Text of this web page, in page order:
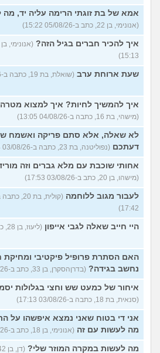
בודדה מאוד בלי חברים כבר 5
שנים ולא יודעת איפה להכיר
(עדן, בת 23)
עוד שאלות חדשות
אמא של בת זוגתי הרימה עליה יד,
(אנונימי, בן 22, כתב ב-05/08/26 15:22)
איך להכיר חברים בגיל הזה?
15:13)
שעת ארוחת ערב (שואלת, בת 19, כתבה ב-04/08/26 13:14)
איך להמשיך לחיות? איך למצוא
(מישהי, בת 16, כתבה ב-04/08/26 13:05)
לא שאלה, אלא סתם פריקה ואשמח
דעתכם (נפוליטנה, בת 23, כתבה ב-03/08/26 18:04)
אחותי שוכבת עם מלא גברים וזה
(מישהו, בן 20, כתב ב-03/08/26 17:53)
לעבור מגוב ללוחמה
17:42)
היי חייב שאלה לגבי אייפון (ליעוז, בן 28, כתב ב-03/08/26 17:33)
האם הסתרת פרופיל פיקטיבי ומחיקת
נחשב בגידה? (בדרןהסקרן, בן 33, כתב ב-03/08/26 17:24)
איחור של כמעט שש וחצי בגלולות
(סנאית, בת 18, כתבה ב-03/08/26 17:13)
אני די בטוח שאני נמצא איפשהו על
מה לעשות עם זה (אנונימי, בן 18, כתב ב-03/08/26 17:02)
מה לעשות במקרה המוזר שלי?